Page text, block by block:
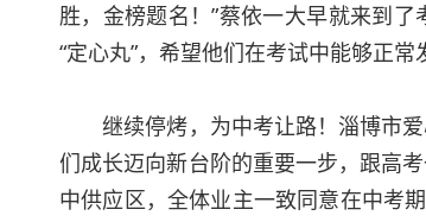
胜，金榜题名！”蔡依一大早就来到
“定心丸”，希望他们在考试中能够正常
继续停烤，为中考让路！淄博市爱
们成长迈向新台阶的重要一步，跟高
中供应区，全体业主一致同意在中考